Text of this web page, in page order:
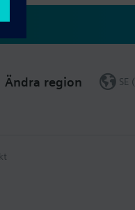
som 2-vägsventil
Ändra region SE